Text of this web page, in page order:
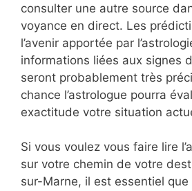
consulter une autre source
voyance en direct. Les
l’avenir apportée par
informations liées aux signes
seront probablement très
chance l’astrologue pourra
exactitude votre situation
Si vous voulez vous faire lire
sur votre chemin de votre
sur-Marne, il est essentiel